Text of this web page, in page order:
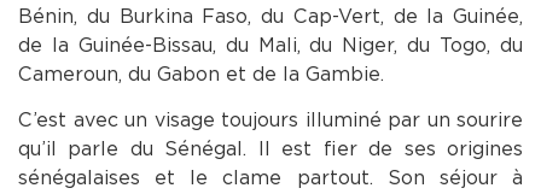
Bénin, du Burkina Faso, du Cap-Vert, de la Guinée,
de la Guinée-Bissau, du Mali, du Niger, du Togo, du
Cameroun, du Gabon et de la Gambie.
C’est avec un visage toujours illuminé par un sourire
qu’il parle du Sénégal. Il est fier de ses origines
sénégalaises et le clame partout. Son séjour à